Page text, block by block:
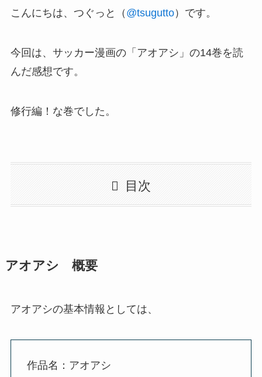
こんにちは、つぐっと（ @tsugutto）です。
今回は、サッカー漫画の「アオアシ」の14巻を読
んだ感想です。
修行編！な巻でした。
目次
アオアシ 概要
アオアシの基本情報としては、
作品名：アオアシ